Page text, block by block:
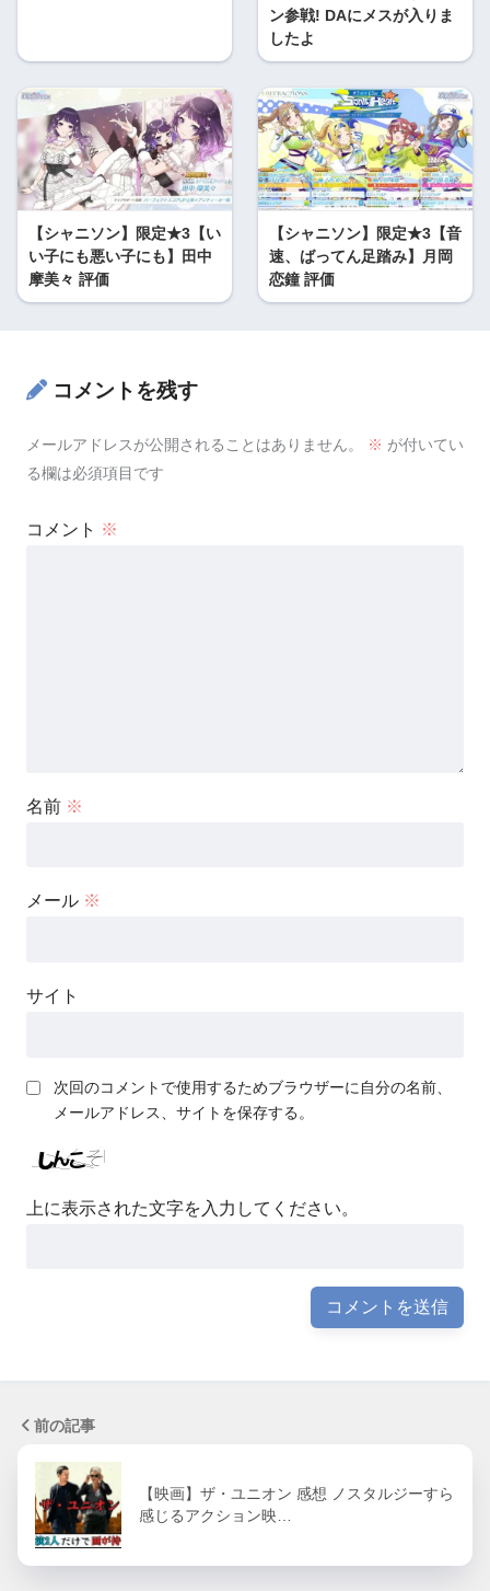
ン参戦! DAにメスが入りま
したよ
【シャニソン】限定★3【い
い子にも悪い子にも】田中
摩美々 評価
【シャニソン】限定★3【音
速、ばってん足踏み】月岡
恋鐘 評価
コメントを残す
メールアドレスが公開されることはありません。 ※ が付いてい
る欄は必須項目です
コメント ※
名前 ※
メール ※
サイト
次回のコメントで使用するためブラウザーに自分の名前、
メールアドレス、サイトを保存する。
上に表示された文字を入力してください。
前の記事
【映画】ザ・ユニオン 感想 ノスタルジーすら
感じるアクション映…